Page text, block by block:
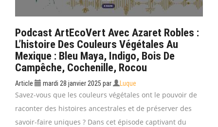
Podcast ArtEcoVert Avec Azaret Robles :
L’histoire Des Couleurs Végétales Au
Mexique : Bleu Maya, Indigo, Bois De
Campêche, Cochenille, Rocou
Article mardi 28 janvier 2025 par Luque
Savez-vous que les couleurs végétales ont le pouvoir de
raconter des histoires ancestrales et de préserver des
savoir-faire uniques ? Dans cet épisode captivant du